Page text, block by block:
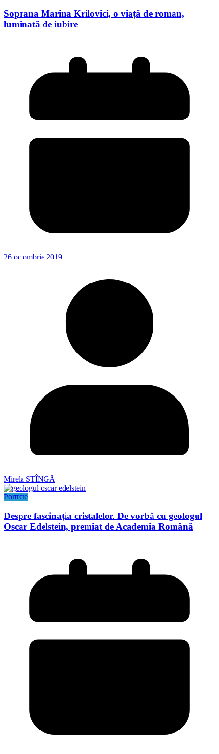
Soprana Marina Krilovici, o viață de roman,
luminată de iubire
26 octombrie 2019
Mirela STÎNGĂ
Portrete
Despre fascinația cristalelor. De vorbă cu geologul
Oscar Edelstein, premiat de Academia Română